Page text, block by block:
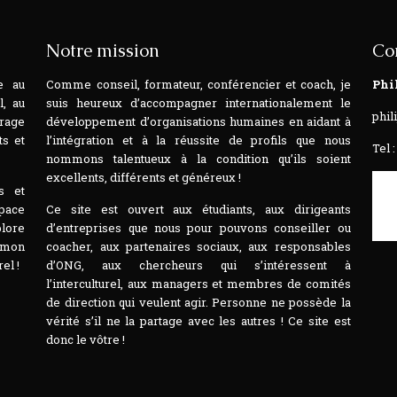
au
au
et
et
!
Notre mission
Comme conseil, formateur, conférencier et coach, je
suis heureux d’accompagner internationalement le
développement d’organisations humaines en aidant à
l’intégration et à la réussite de profils que nous
nommons talentueux à la condition qu’ils soient
excellents, différents et généreux !
Ce site est ouvert aux étudiants, aux dirigeants
d’entreprises que nous pour pouvons conseiller ou
coacher, aux partenaires sociaux, aux responsables
d’ONG, aux chercheurs qui s’intéressent à
l’interculturel, aux managers et membres de comités
de direction qui veulent agir. Personne ne possède la
vérité s’il ne la partage avec les autres ! Ce site est
donc le vôtre !
Tel